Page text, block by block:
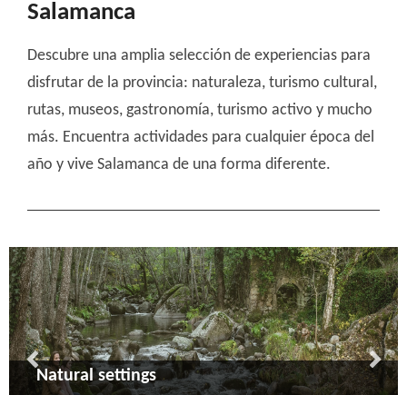
Salamanca
Descubre una amplia selección de experiencias para
disfrutar de la provincia: naturaleza, turismo cultural,
rutas, museos, gastronomía, turismo activo y mucho
más. Encuentra actividades para cualquier época del
año y vive Salamanca de una forma diferente.
Archaeology
Cultural
Natural settings
Adventure
Enoturism
Religious turism
Crafts and rural life
Mountain and snow
Ciclyng